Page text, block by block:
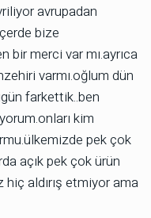
avrupadan
bize
bir merci var mı.ayrıca
varmı.oğlum dün
farkettik..ben
kim
pek çok
açık pek çok ürün
hiç aldırış etmiyor ama